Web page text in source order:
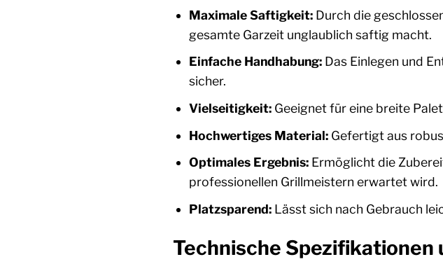
Maximale Saftigkeit:Durch die
gesamte Garzeit unglaublich saftig macht.
Einfache Handhabung:Das Einlegen und
sicher.
Vielseitigkeit:Geeignet für eine breite
Hochwertiges Material:Gefertigt aus
Optimales Ergebnis:Ermöglicht die
professionellen Grillmeistern erwartet wird.
Platzsparend:Lässt sich nach Gebrauch
Technische